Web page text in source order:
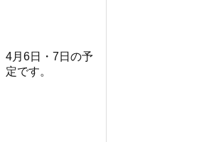
4月6日・7日の予
定です。